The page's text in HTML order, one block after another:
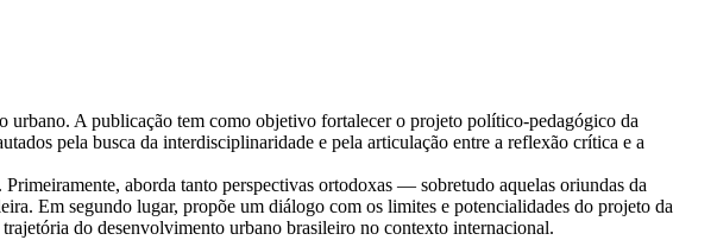
urbano. A publicação tem como objetivo fortalecer o projeto político-pedagógico da
pela busca da interdisciplinaridade e pela articulação entre a reflexão crítica e a
aborda tanto perspectivas ortodoxas — sobretudo aquelas oriundas da
Em segundo lugar, propõe um diálogo com os limites e potencialidades do projeto da
do desenvolvimento urbano brasileiro no contexto internacional.